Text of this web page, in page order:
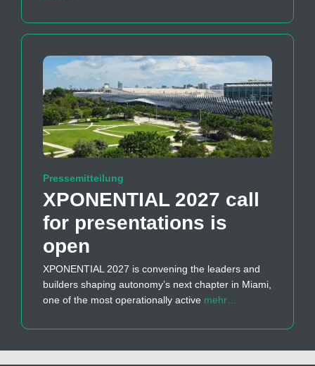
Pressemitteilung
XPONENTIAL 2027 call
for presentations is
open
XPONENTIAL 2027 is convening the leaders and
builders shaping autonomy’s next chapter in Miami,
one of the most operationally active mehr…